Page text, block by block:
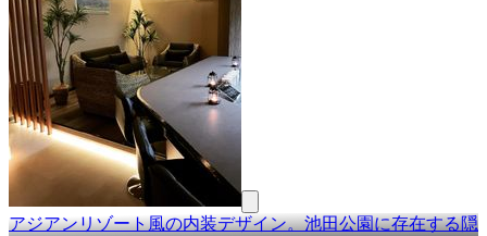
アジアンリゾート風の内装デザイン。池田公園に存在する隠